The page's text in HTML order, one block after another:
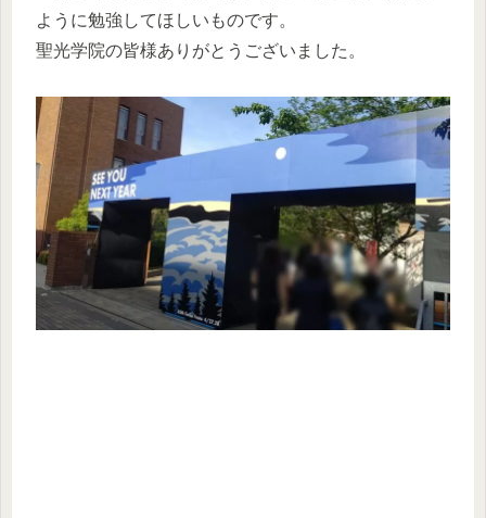
ように勉強してほしいものです。
聖光学院の皆様ありがとうございました。